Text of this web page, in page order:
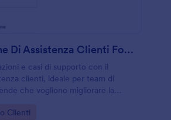
Segnalazione Di Assistenza Clienti Form
e casi di supporto con il
clienti, ideale per team di
che vogliono migliorare la
Clienti